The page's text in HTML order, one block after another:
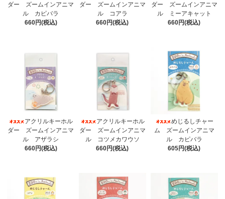
ダー ズームインアニマ
ル カピバラ
660円(税込)
ダー ズームインアニマ
ル コアラ
660円(税込)
ダー ズームインアニマ
ル ミーアキャット
660円(税込)
アクリルキーホル
ダー ズームインアニマ
ル アザラシ
660円(税込)
アクリルキーホル
ダー ズームインアニマ
ル コツメカワウソ
660円(税込)
めじるしチャー
ム ズームインアニマ
ル カピバラ
605円(税込)